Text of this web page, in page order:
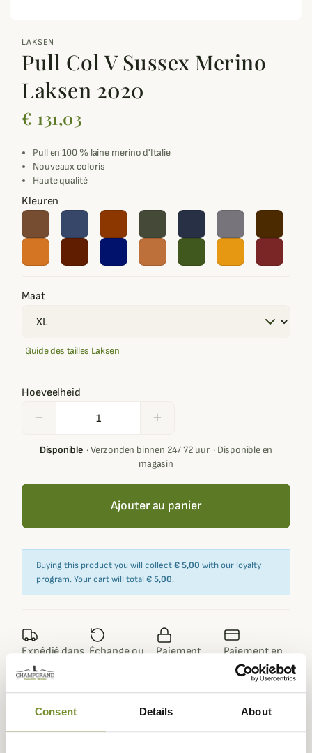
Consent Details About
LAKSEN
Pull Col V Sussex Merino
Laksen 2020
€ 131,03
Pull en 100 % laine merino d'Italie
Nouveaux coloris
Haute qualité
Kleuren
Maat
Guide des tailles Laksen
Hoeveelheid
remove add
Disponible·Verzonden binnen 24/ 72 uur· Disponible en
magasin
Ajouter au panier
Buying this product you will collect€ 5,00 with our loyalty
program. Your cart will total € 5,00.
Expédié dans
la journée
Échange ou
Paiement
Paiement en
3 fois dès 100